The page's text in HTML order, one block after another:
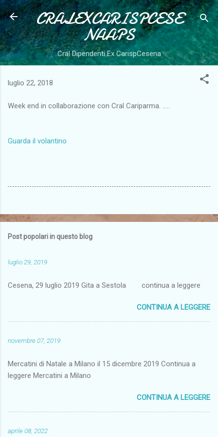
Passa ai contenuti principali
CRALEXCARISPCESE
NAAPS
Cral Dipendenti Ex CarispCesena
luglio 22, 2018
Week end in collaborazione con Cral Cariparma. .....
Guarda il volantino
Post popolari in questo blog
luglio 29, 2019
Cesena, 29 luglio 2019 Gita a Sestola continua a leggere
CONTINUA A LEGGERE
novembre 07, 2019
Mercatini di Natale a Milano il 15 dicembre 2019 Continua a
leggere Mercatini a Milano
CONTINUA A LEGGERE
aprile 08, 2022